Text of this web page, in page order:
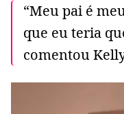
“Meu pai é
que eu teria
comentou